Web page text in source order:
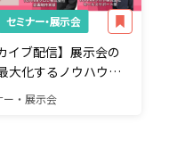
セミナー・展示会
イブ配信】展示会の
大化するノウハウ～
なげるアフターフォ
ー・展示会